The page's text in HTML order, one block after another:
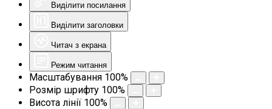
Виділити посилання
Виділити заголовки
Читач з екрана
Режим читання
Масштабування 100%
Розмір шрифту 100%
Висота лінії 100%